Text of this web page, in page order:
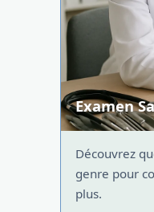
Examen
Découvrez
genre pour
plus.